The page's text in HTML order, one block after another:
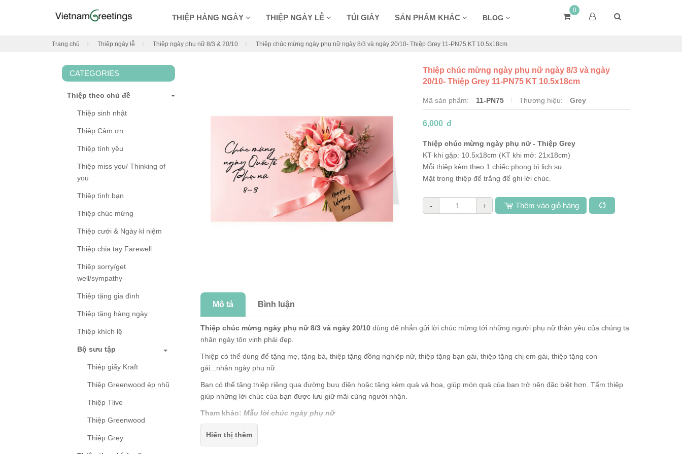
THIỆP HÀNG NGÀY THIỆP NGÀY LỄ TÚI GIẤY SẢN PHẨM KHÁC BLOG
0
Trang chủ Thiệp ngày lễ Thiệp ngày phụ nữ 8/3 & 20/10 Thiệp chúc mừng ngày phụ nữ ngày 8/3 và ngày 20/10- Thiệp Grey 11-PN75 KT 10.5x18cm
CATEGORIES
Thiệp theo chủ đề
Thiệp sinh nhật
Thiệp Cảm ơn
Thiệp tình yêu
Thiệp miss you/ Thinking of
you
Thiệp tình bạn
Thiệp chúc mừng
Thiệp cưới & Ngày kỉ niệm
Thiệp chia tay Farewell
Thiệp sorry/get
well/sympathy
Thiệp tặng gia đình
Thiệp tặng hàng ngày
Thiệp khích lệ
Bộ sưu tập
Thiệp giấy Kraft
Thiệp Greenwood ép nhũ
Thiệp Tlive
Thiệp Greenwood
Thiệp Grey
Thiệp chúc mừng ngày phụ nữ ngày 8/3 và ngày
20/10- Thiệp Grey 11-PN75 KT 10.5x18cm
Mã sản phẩm: 11-PN75 Thương hiệu: Grey
6,000 đ
Thiệp chúc mừng ngày phụ nữ - Thiệp Grey
KT khi gập: 10.5x18cm (KT khi mở: 21x18cm)
Mỗi thiệp kèm theo 1 chiếc phong bì lịch sự
Mặt trong thiệp để trắng để ghi lời chúc.
- + Thêm vào giỏ hàng
Mô tả Bình luận
Thiệp chúc mừng ngày phụ nữ 8/3 và ngày 20/10dùng để nhắn gửi lời chúc mừng tới những người phụ nữ thân yêu của chúng ta
nhân ngày tôn vinh phái đẹp.
Thiệp có thể dùng để tặng mẹ, tặng bà, thiệp tặng đồng nghiệp nữ, thiệp tặng bạn gái, thiệp tặng chị em gái, thiệp tặng con
gái...nhân ngày phụ nữ.
Bạn có thể tặng thiệp riêng qua đường bưu điện hoặc tặng kèm quà và hoa, giúp món quà của bạn trở nên đặc biệt hơn. Tấm thiệp
giúp những lời chúc của bạn được lưu giữ mãi cùng người nhận.
Tham khảo: Mẫu lời chúc ngày phụ nữ
Kích thước khi gập: 10.5x18cm (KT khi mở: 21x18cm)
Hiển thị thêm